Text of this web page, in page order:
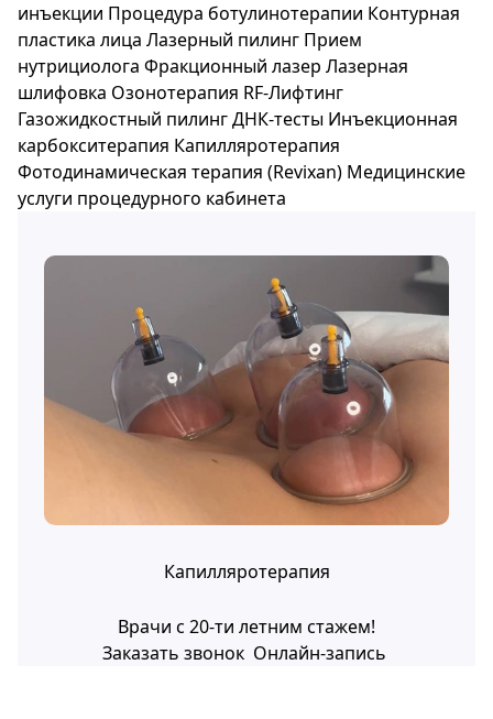
инъекции Процедура ботулинотерапии Контурная
пластика лица Лазерный пилинг Прием
нутрициолога Фракционный лазер Лазерная
шлифовка Озонотерапия RF-Лифтинг
Газожидкостный пилингДНК-тесты Инъекционная
карбокситерапия Капилляротерапия
Фотодинамическая терапия (Revixan) Медицинские
услуги процедурного кабинета
Капилляротерапия
Врачи с 20-ти летним стажем!
Заказать звонок Онлайн-запись